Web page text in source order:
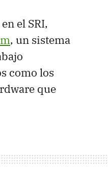
el SRI,
, un sistema
como los
que